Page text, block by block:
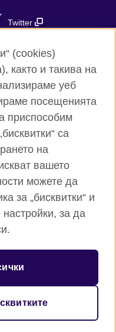
Twitter
YouTube
RSS
организация на
като организация с
и Уелс) и номер
ЕИК 176540548.
(cookies)
както и такива на
уеб
посещенията
приспособим
са
на
вашето
можете да
за „бисквитки“ и
за да